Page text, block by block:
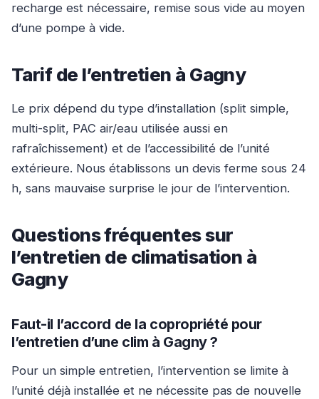
recharge est nécessaire, remise sous vide au moyen
d’une pompe à vide.
Tarif de l’entretien à Gagny
Le prix dépend du type d’installation (split simple,
multi-split, PAC air/eau utilisée aussi en
rafraîchissement) et de l’accessibilité de l’unité
extérieure. Nous établissons un devis ferme sous 24
h, sans mauvaise surprise le jour de l’intervention.
Questions fréquentes sur
l’entretien de climatisation à
Gagny
Faut-il l’accord de la copropriété pour
l’entretien d’une clim à Gagny ?
Pour un simple entretien, l’intervention se limite à
l’unité déjà installée et ne nécessite pas de nouvelle